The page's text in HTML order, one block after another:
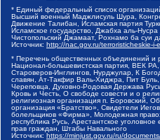
* Единый федеральный список
Высший военный Маджлисуль Шура,
Движение Талибан, Исламская партия
Исламское государство, Джабха аль-
Чистопольский Джамаат, Рохнамо ба суи
Источник: http://nac.gov.ru/terroristicheskie-i-
* Перечень общественных объединений и
Национал-большевистская партия, ВЕК
Староверов-Инглингов, Нурджулар, К
славян, Ат-Такфир Валь-Хиджра, Пит
Череповца, Духовно-Родовая Держава
Кровь и Честь, О свободе совести и о
религиозная организация п. Боровский,
организация «Братство», Свидетели
болельщиков «Фирма», Молодежная
республика Русь, Арестантское
прав граждан, Штабы Навального
Источник: https://minjust.gov.ru/ru/